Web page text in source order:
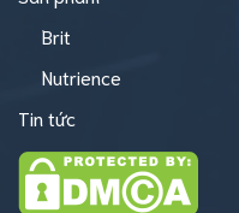
Brit
Nutrience
Tin tức